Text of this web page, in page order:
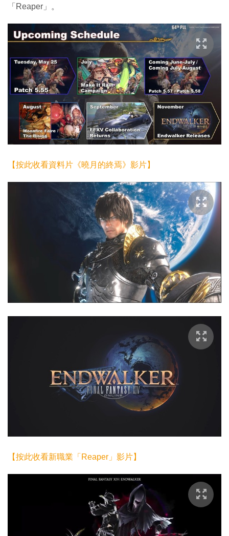
「Reaper」。
【按此收看資料片《曉月的終焉》影片】
【按此收看新職業「Reaper」影片】